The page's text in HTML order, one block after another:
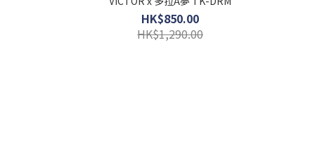
HK$850.00
HK$1,290.00